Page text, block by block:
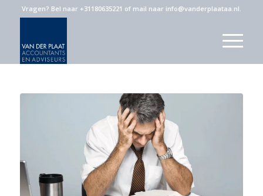
Vragen? Bel naar +31180635221 of mail naar info@vanderplaataa.nl.